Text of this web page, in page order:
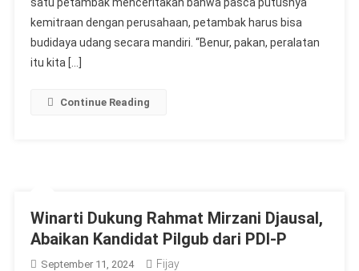
kemitraan dengan perusahaan, petambak harus bisa
budidaya udang secara mandiri. “Benur, pakan, peralatan
itu kita […]
Continue Reading
Winarti Dukung Rahmat Mirzani Djausal,
Abaikan Kandidat Pilgub dari PDI-P
September 11, 2024 Fijay